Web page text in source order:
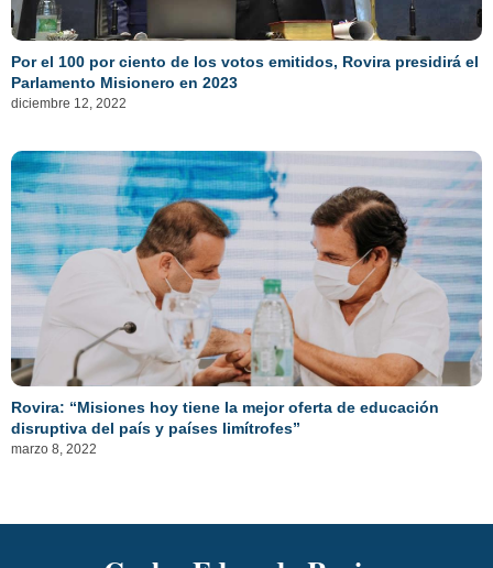
Por el 100 por ciento de los votos emitidos, Rovira presidirá el
Parlamento Misionero en 2023
diciembre 12, 2022
Rovira: “Misiones hoy tiene la mejor oferta de educación
disruptiva del país y países limítrofes”
marzo 8, 2022